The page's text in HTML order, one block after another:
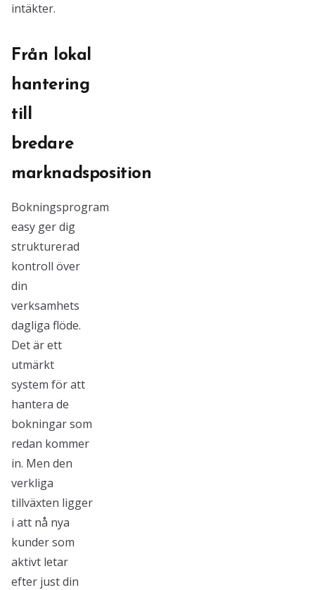
intäkter.
Från lokal
hantering
till
bredare
marknadsposition
Bokningsprogram
easy ger dig
strukturerad
kontroll över
din
verksamhets
dagliga flöde.
Det är ett
utmärkt
system för att
hantera de
bokningar som
redan kommer
in. Men den
verkliga
tillväxten ligger
i att nå nya
kunder som
aktivt letar
efter just din